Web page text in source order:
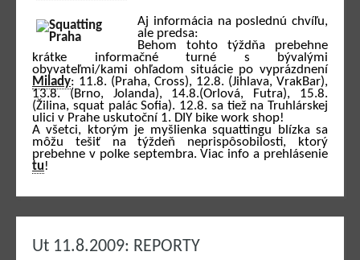
Aj informácia na poslednú chvíľu,
ale predsa:
Behom tohto týždňa prebehne
krátke informačné turné s bývalými
obyvateľmi/kami ohľadom situácie po vyprázdnení
Milady: 11.8. (Praha, Cross), 12.8. (Jihlava, VrakBar),
13.8. (Brno, Jolanda), 14.8.(Orlová, Futra), 15.8.
(Žilina, squat palác Sofia). 12.8. sa tiež na Truhlárskej
ulici v Prahe uskutoční 1. DIY bike work shop!
A všetci, ktorým je myšlienka squattingu blízka sa
môžu tešiť na týždeň neprispôsobilosti, ktorý
prebehne v polke septembra. Viac info a prehlásenie
tu!
Ut 11.8.2009: REPORTY